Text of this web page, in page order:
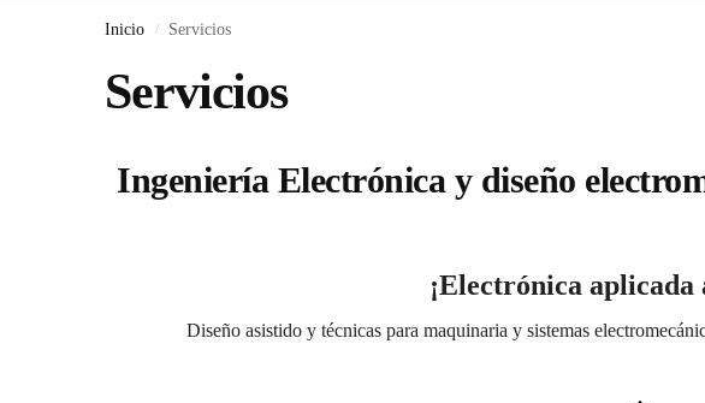
Inicio / Servicios
Servicios
Ingeniería Electrónica y diseño
¡Electrónica aplicada
Diseño asistido y técnicas para maquinaria y sistemas